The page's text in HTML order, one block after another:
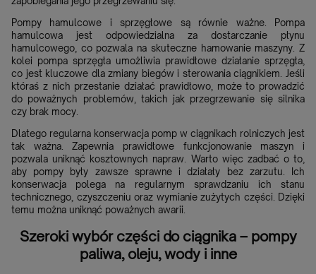
Pompy hamulcowe i sprzęgłowe są równie ważne. Pompa
hamulcowa jest odpowiedzialna za dostarczanie płynu
hamulcowego, co pozwala na skuteczne hamowanie maszyny. Z
kolei pompa sprzęgła umożliwia prawidłowe działanie sprzęgła,
co jest kluczowe dla zmiany biegów i sterowania ciągnikiem. Jeśli
któraś z nich przestanie działać prawidłowo, może to prowadzić
do poważnych problemów, takich jak przegrzewanie się silnika
czy brak mocy.
Dlatego regularna konserwacja pomp w ciągnikach rolniczych jest
tak ważna. Zapewnia prawidłowe funkcjonowanie maszyn i
pozwala uniknąć kosztownych napraw. Warto więc zadbać o to,
aby pompy były zawsze sprawne i działały bez zarzutu. Ich
konserwacja polega na regularnym sprawdzaniu ich stanu
technicznego, czyszczeniu oraz wymianie zużytych części. Dzięki
temu można uniknąć poważnych awarii.
Szeroki wybór części do ciągnika – pompy
paliwa, oleju, wody i inne